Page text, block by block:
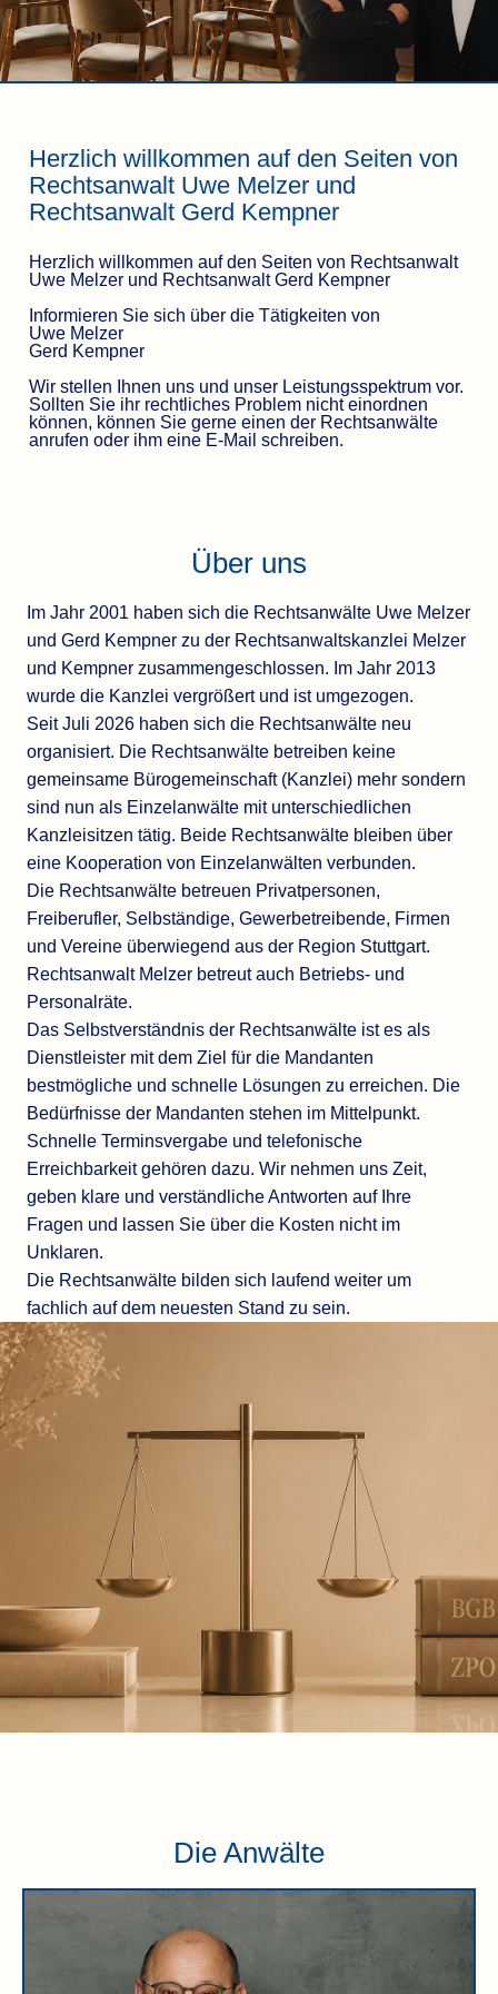
Herzlich willkommen auf den Seiten von
Rechtsanwalt Uwe Melzer und
Rechtsanwalt Gerd Kempner
Herzlich willkommen auf den Seiten von Rechtsanwalt
Uwe Melzer und Rechtsanwalt Gerd Kempner
Informieren Sie sich über die Tätigkeiten von
Uwe Melzer
Gerd Kempner
Wir stellen Ihnen uns und unser Leistungsspektrum vor.
Sollten Sie ihr rechtliches Problem nicht einordnen
können, können Sie gerne einen der Rechtsanwälte
anrufen oder ihm eine E-Mail schreiben.
Über uns
Im Jahr 2001 haben sich die Rechtsanwälte Uwe Melzer
und Gerd Kempner zu der Rechtsanwaltskanzlei Melzer
und Kempner zusammengeschlossen. Im Jahr 2013
wurde die Kanzlei vergrößert und ist umgezogen.
Seit Juli 2026 haben sich die Rechtsanwälte neu
organisiert. Die Rechtsanwälte betreiben keine
gemeinsame Bürogemeinschaft (Kanzlei) mehr sondern
sind nun als Einzelanwälte mit unterschiedlichen
Kanzleisitzen tätig. Beide Rechtsanwälte bleiben über
eine Kooperation von Einzelanwälten verbunden.
Die Rechtsanwälte betreuen Privatpersonen,
Freiberufler, Selbständige, Gewerbetreibende, Firmen
und Vereine überwiegend aus der Region Stuttgart.
Rechtsanwalt Melzer betreut auch Betriebs- und
Personalräte.
Das Selbstverständnis der Rechtsanwälte ist es als
Dienstleister mit dem Ziel für die Mandanten
bestmögliche und schnelle Lösungen zu erreichen. Die
Bedürfnisse der Mandanten stehen im Mittelpunkt.
Schnelle Terminsvergabe und telefonische
Erreichbarkeit gehören dazu. Wir nehmen uns Zeit,
geben klare und verständliche Antworten auf Ihre
Fragen und lassen Sie über die Kosten nicht im
Unklaren.
Die Rechtsanwälte bilden sich laufend weiter um
fachlich auf dem neuesten Stand zu sein.
Die Anwälte